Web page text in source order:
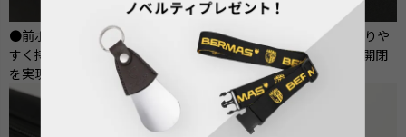
●前ポケットと前面側メインルームのファスナーの引手には握りや
すく持ちやすいジッパープルを付属、操作しやすくスムーズな開閉
を実現。